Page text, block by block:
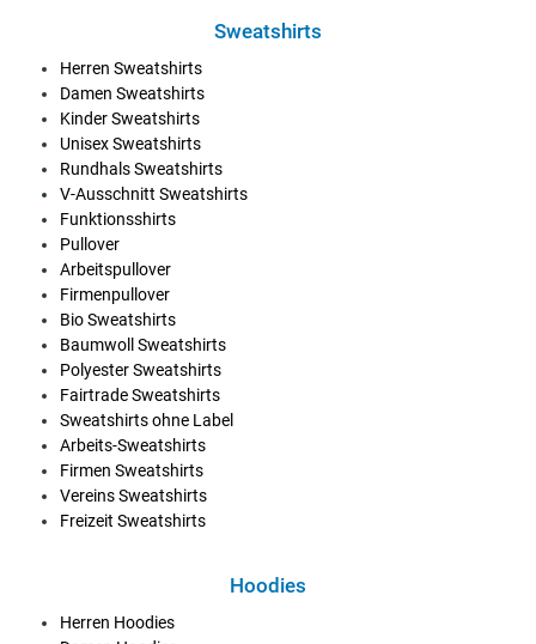
Sweatshirts
Herren Sweatshirts
Damen Sweatshirts
Kinder Sweatshirts
Unisex Sweatshirts
Rundhals Sweatshirts
V-Ausschnitt Sweatshirts
Funktionsshirts
Pullover
Arbeitspullover
Firmenpullover
Bio Sweatshirts
Baumwoll Sweatshirts
Polyester Sweatshirts
Fairtrade Sweatshirts
Sweatshirts ohne Label
Arbeits-Sweatshirts
Firmen Sweatshirts
Vereins Sweatshirts
Freizeit Sweatshirts
Hoodies
Herren Hoodies